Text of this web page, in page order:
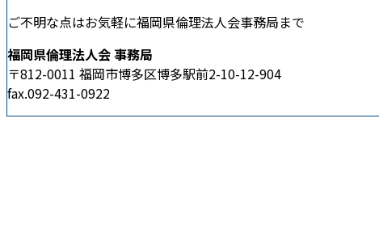
ご不明な点はお気軽に福岡県倫理法人会事務局まで
福岡県倫理法人会 事務局
〒812-0011 福岡市博多区博多駅前2-10-12-904
fax.092-431-0922